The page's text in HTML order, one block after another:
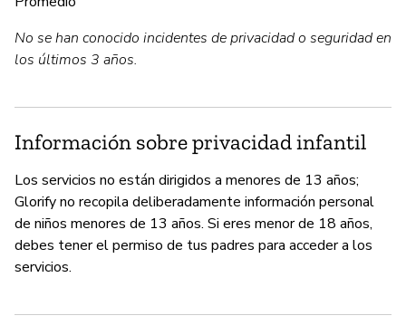
No se han conocido incidentes de privacidad o seguridad en
los últimos 3 años.
Información sobre privacidad infantil
Los servicios no están dirigidos a menores de 13 años;
Glorify no recopila deliberadamente información personal
de niños menores de 13 años. Si eres menor de 18 años,
debes tener el permiso de tus padres para acceder a los
servicios.